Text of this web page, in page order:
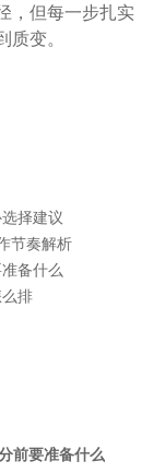
，但每一步扎实
变。
择建议
节奏解析
备什么
排
前要准备什么